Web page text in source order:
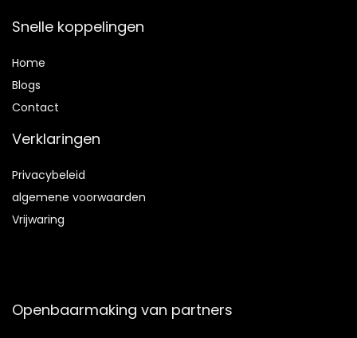
Snelle koppelingen
Home
Blogs
Contact
Verklaringen
Privacybeleid
algemene voorwaarden
Vrijwaring
Openbaarmaking van partners